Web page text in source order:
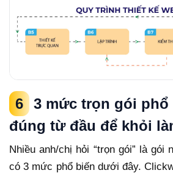
6
3 mức trọn gói phổ
đúng từ đầu để khỏi
Nhiều anh/chị hỏi “trọn gói” là gói
có 3 mức phổ biến dưới đây.